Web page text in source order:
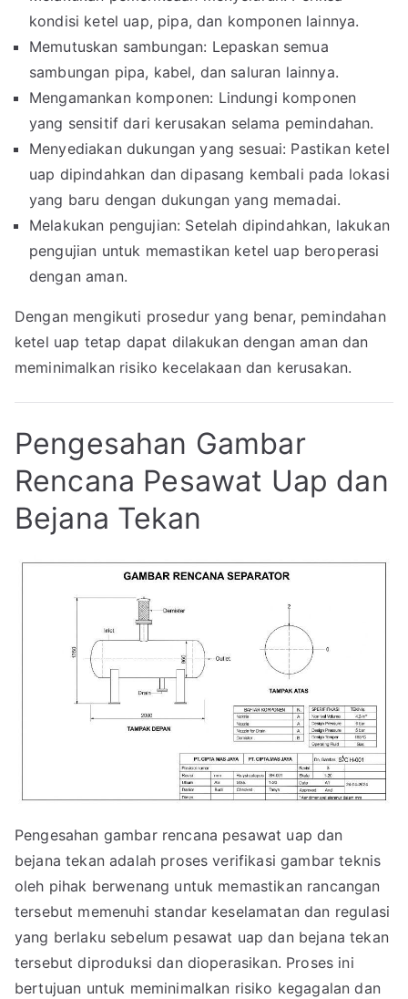
kondisi ketel uap, pipa, dan komponen lainnya.
Memutuskan sambungan: Lepaskan semua
sambungan pipa, kabel, dan saluran lainnya.
Mengamankan komponen: Lindungi komponen
yang sensitif dari kerusakan selama pemindahan.
Menyediakan dukungan yang sesuai: Pastikan ketel
uap dipindahkan dan dipasang kembali pada lokasi
yang baru dengan dukungan yang memadai.
Melakukan pengujian: Setelah dipindahkan, lakukan
pengujian untuk memastikan ketel uap beroperasi
dengan aman.
Dengan mengikuti prosedur yang benar, pemindahan
ketel uap tetap dapat dilakukan dengan aman dan
meminimalkan risiko kecelakaan dan kerusakan.
Pengesahan Gambar
Rencana Pesawat Uap dan
Bejana Tekan
Pengesahan gambar rencana pesawat uap dan
bejana tekan adalah proses verifikasi gambar teknis
oleh pihak berwenang untuk memastikan rancangan
tersebut memenuhi standar keselamatan dan regulasi
yang berlaku sebelum pesawat uap dan bejana tekan
tersebut diproduksi dan dioperasikan. Proses ini
bertujuan untuk meminimalkan risiko kegagalan dan